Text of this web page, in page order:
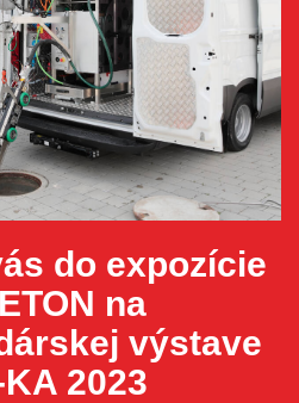
do expozície
na
výstave
2023